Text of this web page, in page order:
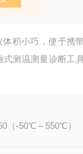
体积小巧，便于携
式测温测量诊断工
（-50℃～550℃）